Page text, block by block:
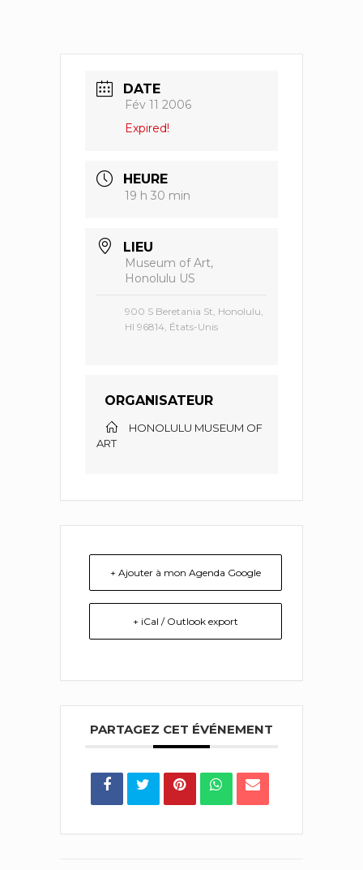
DATE
Fév 11 2006
Expired!
HEURE
19 h 30 min
LIEU
Museum of Art,
Honolulu US
900 S Beretania St, Honolulu,
HI 96814, États-Unis
ORGANISATEUR
HONOLULU MUSEUM OF
ART
+ Ajouter à mon Agenda Google
+ iCal / Outlook export
PARTAGEZ CET ÉVÉNEMENT